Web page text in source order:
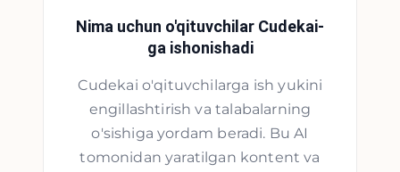
Nima uchun o'qituvchilar Cudekai-
ga ishonishadi
Cudekai o'qituvchilarga ish yukini
engillashtirish va talabalarning
o'sishiga yordam beradi. Bu AI
tomonidan yaratilgan kontent va